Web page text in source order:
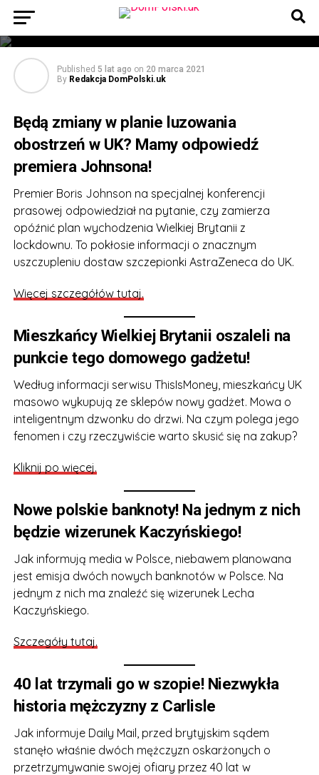
z soboty, 20 marca 2021. Zapraszamy na
Published 5 lat ago on 20 marca 2021
By Redakcja DomPolski.uk
Będą zmiany w planie luzowania
obostrzeń w UK? Mamy odpowiedź
premiera Johnsona!
Premier Boris Johnson na specjalnej konferencji
prasowej odpowiedział na pytanie, czy zamierza
opóźnić plan wychodzenia Wielkiej Brytanii z
lockdownu. To pokłosie informacji o znacznym
uszczupleniu dostaw szczepionki AstraZeneca do UK.
Więcej szczegółów tutaj.
Mieszkańcy Wielkiej Brytanii oszaleli na
punkcie tego domowego gadżetu!
Według informacji serwisu ThisIsMoney, mieszkańcy UK
masowo wykupują ze sklepów nowy gadżet. Mowa o
inteligentnym dzwonku do drzwi. Na czym polega jego
fenomen i czy rzeczywiście warto skusić się na zakup?
Kliknij po więcej.
Nowe polskie banknoty! Na jednym z nich
będzie wizerunek Kaczyńskiego!
Jak informują media w Polsce, niebawem planowana
jest emisja dwóch nowych banknotów w Polsce. Na
jednym z nich ma znaleźć się wizerunek Lecha
Kaczyńskiego.
Szczegóły tutaj.
40 lat trzymali go w szopie! Niezwykła
historia mężczyzny z Carlisle
Jak informuje Daily Mail, przed brytyjskim sądem
stanęło właśnie dwóch mężczyzn oskarżonych o
przetrzymywanie swojej ofiary przez 40 lat w